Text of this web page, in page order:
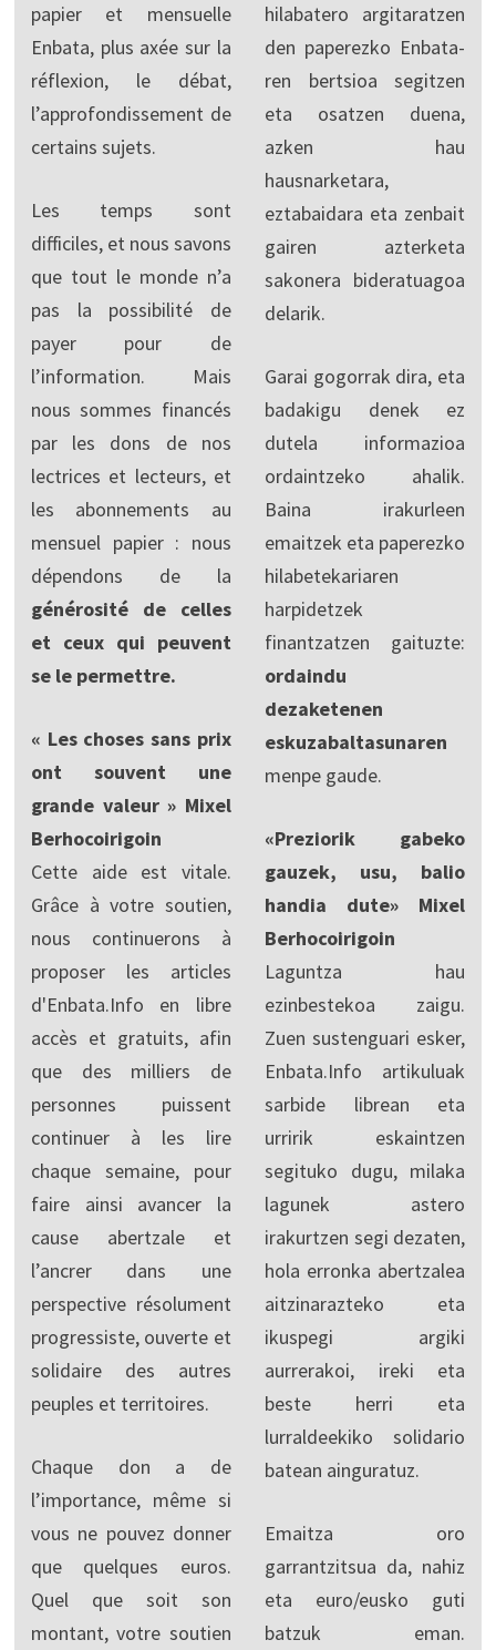
papier et mensuelle
Enbata, plus axée sur la
réflexion, le débat,
l’approfondissement de
certains sujets.
Les temps sont
difficiles, et nous savons
que tout le monde n’a
pas la possibilité de
payer pour de
l’information. Mais
nous sommes financés
par les dons de nos
lectrices et lecteurs, et
les abonnements au
mensuel papier : nous
dépendons de la
générosité de celles
et ceux qui peuvent
se le permettre.
« Les choses sans prix
ont souvent une
grande valeur » Mixel
Berhocoirigoin
Cette aide est vitale.
Grâce à votre soutien,
nous continuerons à
proposer les articles
d'Enbata.Info en libre
accès et gratuits, afin
que des milliers de
personnes puissent
continuer à les lire
chaque semaine, pour
faire ainsi avancer la
cause abertzale et
l’ancrer dans une
perspective résolument
progressiste, ouverte et
solidaire des autres
peuples et territoires.
Chaque don a de
l’importance, même si
vous ne pouvez donner
que quelques euros.
Quel que soit son
montant, votre soutien
hilabatero argitaratzen
den paperezko Enbata-
ren bertsioa segitzen
eta osatzen duena,
azken hau
hausnarketara,
eztabaidara eta zenbait
gairen azterketa
sakonera bideratuagoa
delarik.
Garai gogorrak dira, eta
badakigu denek ez
dutela informazioa
ordaintzeko ahalik.
Baina irakurleen
emaitzek eta paperezko
hilabetekariaren
harpidetzek
finantzatzen gaituzte:
ordaindu
dezaketenen
eskuzabaltasunaren
menpe gaude.
«Preziorik gabeko
gauzek, usu, balio
handia dute» Mixel
Berhocoirigoin
Laguntza hau
ezinbestekoa zaigu.
Zuen sustenguari esker,
Enbata.Info artikuluak
sarbide librean eta
urririk eskaintzen
segituko dugu, milaka
lagunek astero
irakurtzen segi dezaten,
hola erronka abertzalea
aitzinarazteko eta
ikuspegi argiki
aurrerakoi, ireki eta
beste herri eta
lurraldeekiko solidario
batean ainguratuz.
Emaitza oro
garrantzitsua da, nahiz
eta euro/eusko guti
batzuk eman.